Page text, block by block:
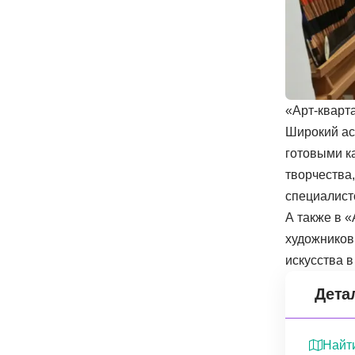
«Арт-
Широкий
готовыми
А также в
искусства